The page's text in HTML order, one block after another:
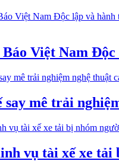
Việt Nam
say mê trải
vụ tài xế xe tải